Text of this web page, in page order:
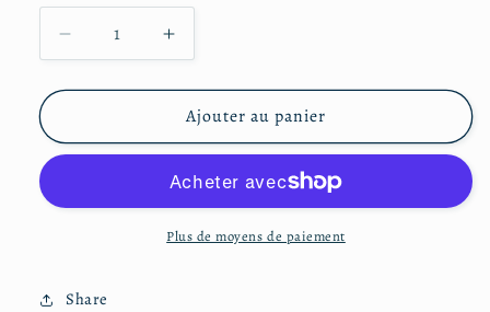
Réduire
la
quantité
Gilet
réversible
Augmenter
la
quantité
de
Gilet
berger
réversible
1-
Ajouter au panier
Plus de moyens de paiement
Share